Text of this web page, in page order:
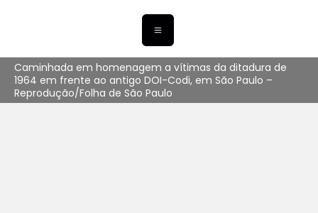
Caminhada em homenagem a vítimas da ditadura de
1964 em frente ao antigo DOI-Codi, em São Paulo –
Reprodução/Folha de São Paulo